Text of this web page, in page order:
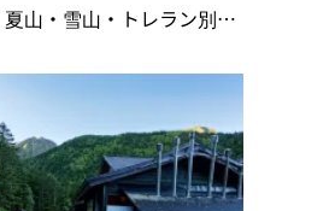
山・雪山・トレラン別、